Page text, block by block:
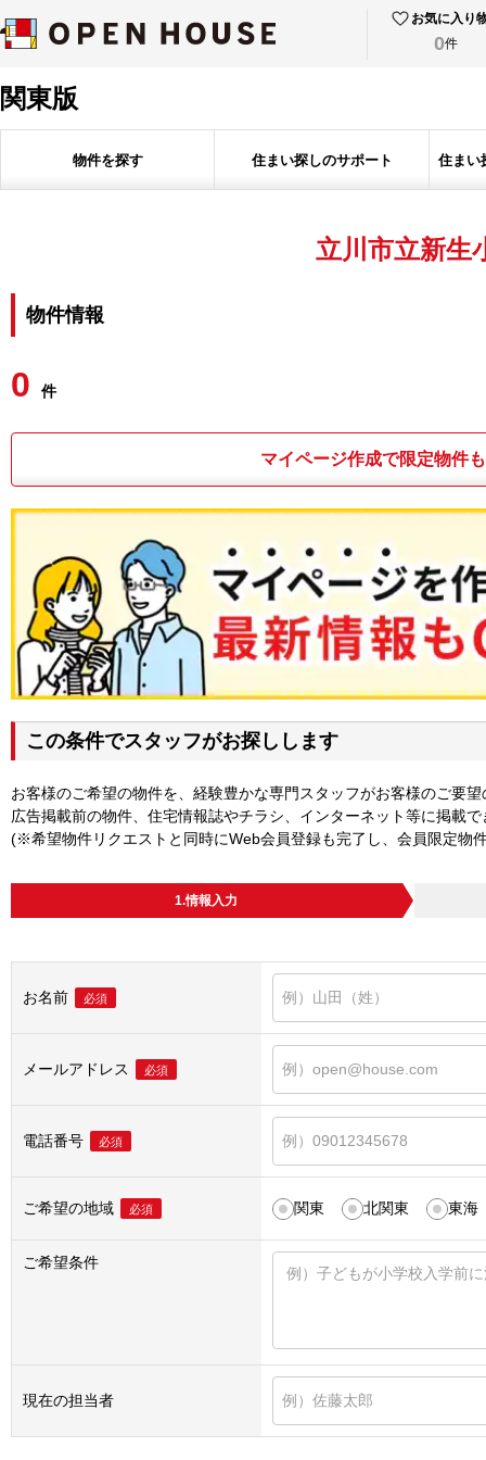
お気に入り
0件
関東版
物件を探す 住まい探しのサポート 住まい
立川市立新生
物件情報
0 件
マイページ作成で限定物件
この条件でスタッフがお探しします
お客様のご希望の物件を、経験豊かな専門スタッフがお客様のご要
広告掲載前の物件、住宅情報誌やチラシ、インターネット等に掲載
(※希望物件リクエストと同時にWeb会員登録も完了し、会員限定物
1.情報入力
お名前 必須
メールアドレス 必須
電話番号 必須
ご希望の地域 必須 関東 北関東 東海
ご希望条件
現在の担当者